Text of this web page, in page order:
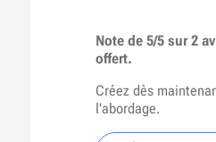
Note de 5/5 sur 2
offert.
Créez dès
l'abordage.